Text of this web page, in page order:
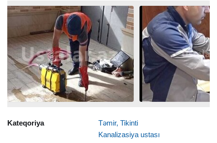
Kateqoriya
Təmir, Tikinti
Kanalizasiya ustası